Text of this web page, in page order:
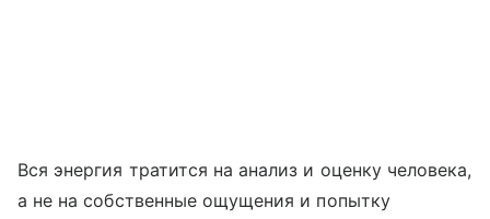
Вся энергия тратится на анализ и оценку человека,
а не на собственные ощущения и попытку